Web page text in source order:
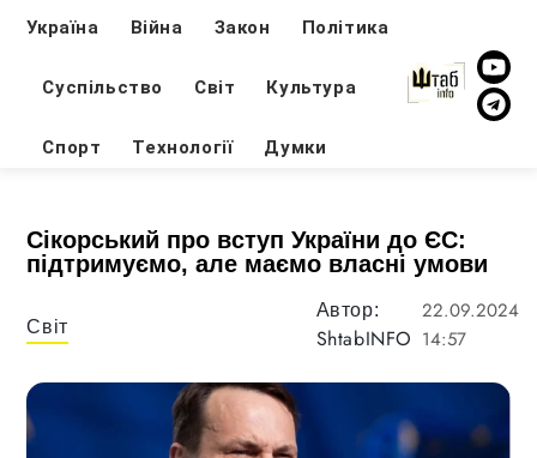
Україна Війна Закон Політика
Суспільство Світ Культура
Спорт Технології Думки
Сікорський про вступ України до ЄС:
підтримуємо, але маємо власні умови
Світ
Автор:
ShtabINFO
22.09.2024
14:57